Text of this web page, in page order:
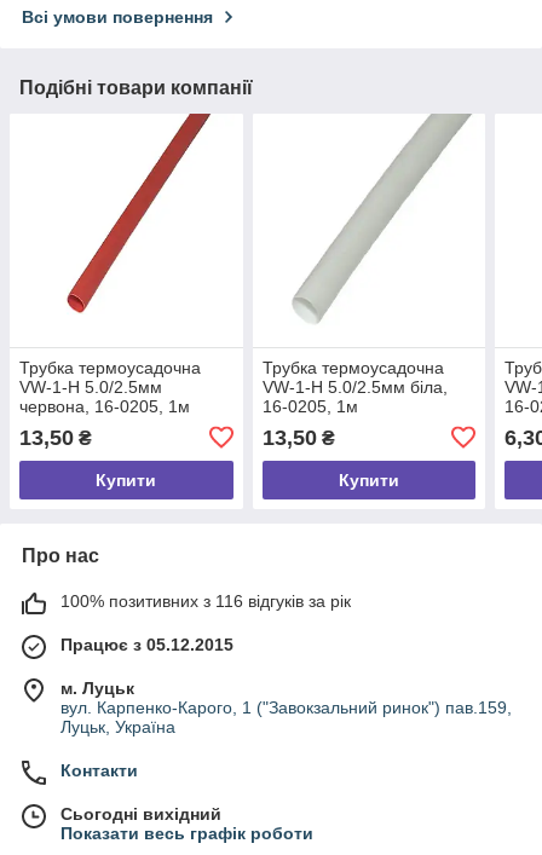
Всі умови повернення
Подібні товари компанії
Трубка термоусадочна
VW-1-H 5.0/2.5мм
червона, 16-0205, 1м
13,50 ₴
Купити
Трубка термоусадочна
VW-1-H 5.0/2.5мм біла,
16-0205, 1м
13,50₴
Купити
16-
Про нас
100% позитивних з 116 відгуків за рік
Працює з 05.12.2015
м. Луцьк
вул. Карпенко-Карого, 1 ("Завокзальний ринок") пав.159,
Луцьк, Україна
Контакти
Сьогодні вихідний
Показати весь графік роботи